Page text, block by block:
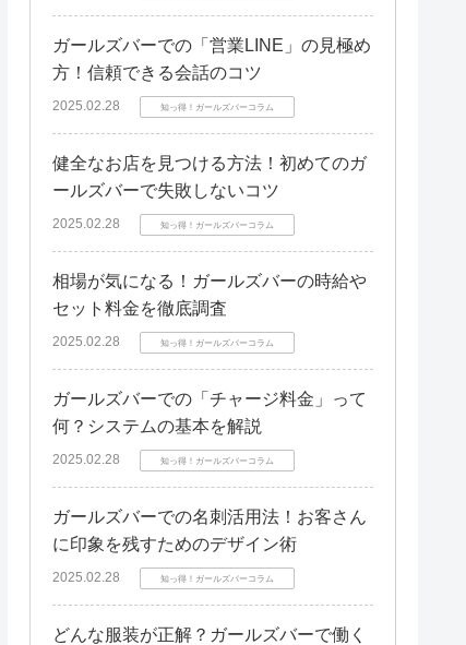
ガールズバーでの「営業LINE」の見極め
方！信頼できる会話のコツ
2025.02.28 知っ得！ガールズバーコラム
健全なお店を見つける方法！初めてのガ
ールズバーで失敗しないコツ
2025.02.28 知っ得！ガールズバーコラム
相場が気になる！ガールズバーの時給や
セット料金を徹底調査
2025.02.28 知っ得！ガールズバーコラム
ガールズバーでの「チャージ料金」って
何？システムの基本を解説
2025.02.28 知っ得！ガールズバーコラム
ガールズバーでの名刺活用法！お客さん
に印象を残すためのデザイン術
2025.02.28 知っ得！ガールズバーコラム
どんな服装が正解？ガールズバーで働く